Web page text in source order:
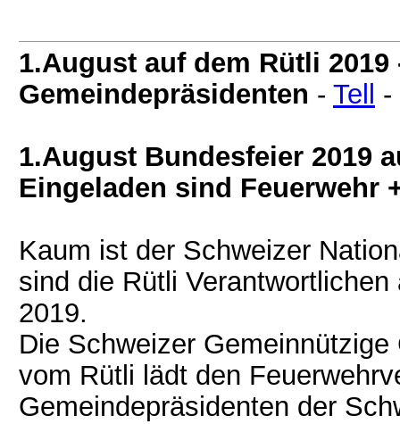
1.August auf dem Rütli 2019
Gemeindepräsidenten - Tell -
1.August Bundesfeier 2019
Eingeladen sind Feuerwehr
Kaum ist der Schweizer
sind die Rütli
2019.
Die Schweizer
vom Rütli lädt den
Gemeindepräsidenten der